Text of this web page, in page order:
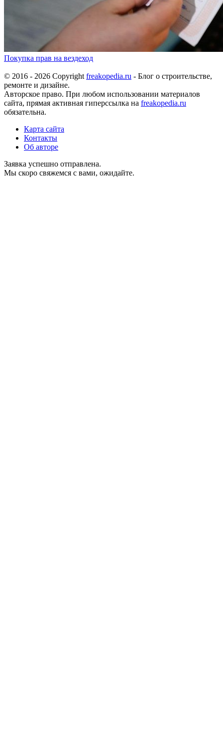
Покупка прав на вездеход
© 2016 - 2026 Copyright freakopedia.ru - Блог о строительстве,
ремонте и дизайне.
Авторское право. При любом использовании материалов
сайта, прямая активная гиперссылка на freakopedia.ru
обязательна.
Карта сайта
Контакты
Об авторе
Заявка успешно отправлена.
Мы скоро свяжемся с вами, ожидайте.